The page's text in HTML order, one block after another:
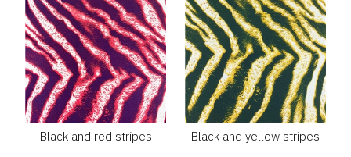
Black and red stripes Black and yellow stripes